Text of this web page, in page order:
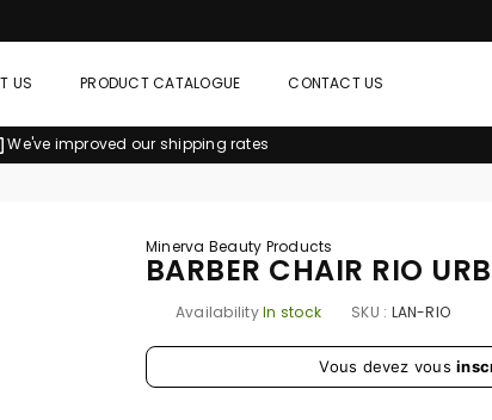
US PRODUCT CATALOGUE CONTACT US
We've improved our shipping rates
Minerva Beauty Products
BARBER CHAIR RIO
AvailabilityIn stock SKU : LAN-RIO
Prix
régulier
Vous devez vous